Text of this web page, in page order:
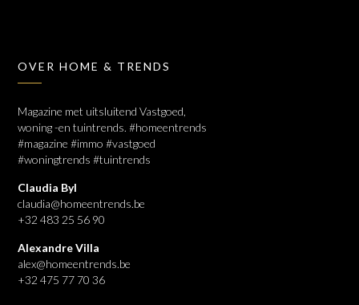
OVER HOME & TRENDS
Magazine met uitsluitend Vastgoed,
woning -en tuintrends. #homeentrends
#magazine #immo #vastgoed
#woningtrends #tuintrends
Claudia Byl
claudia@homeentrends.be
+32 483 25 56 90
Alexandre Villa
alex@homeentrends.be
+32 475 77 70 36